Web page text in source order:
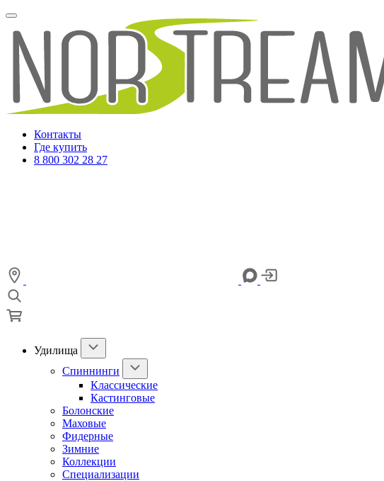
Контакты
Где купить
8 800 302 28 27
Удилища
Спиннинги
Классические
Кастинговые
Болонские
Маховые
Фидерные
Зимние
Коллекции
Специализации